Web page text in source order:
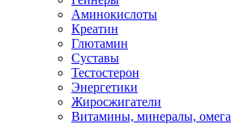
Аминокислоты
Креатин
Глютамин
Суставы
Тестостерон
Энергетики
Жиросжигатели
Витамины, минералы, омега